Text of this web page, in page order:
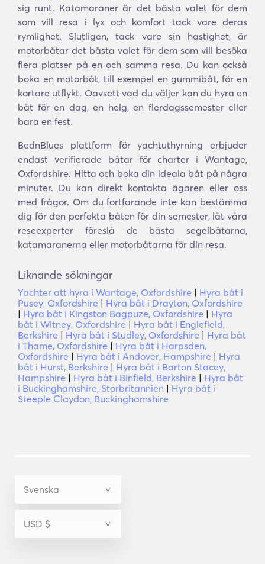
sig runt. Katamaraner är det bästa valet för dem
som vill resa i lyx och komfort tack vare deras
rymlighet. Slutligen, tack vare sin hastighet, är
motorbåtar det bästa valet för dem som vill besöka
flera platser på en och samma resa. Du kan också
boka en motorbåt, till exempel en gummibåt, för en
kortare utflykt. Oavsett vad du väljer kan du hyra en
båt för en dag, en helg, en flerdagssemester eller
bara en fest.
BednBlues plattform för yachtuthyrning erbjuder
endast verifierade båtar för charter i Wantage,
Oxfordshire. Hitta och boka din ideala båt på några
minuter. Du kan direkt kontakta ägaren eller oss
med frågor. Om du fortfarande inte kan bestämma
dig för den perfekta båten för din semester, låt våra
reseexperter föreslå de bästa segelbåtarna,
katamaranerna eller motorbåtarna för din resa.
Liknande sökningar
Yachter att hyra i Wantage, Oxfordshire | Hyra båt i
Pusey, Oxfordshire | Hyra båt i Drayton, Oxfordshire
| Hyra båt i Kingston Bagpuze, Oxfordshire | Hyra
båt i Witney, Oxfordshire | Hyra båt i Englefield,
Berkshire | Hyra båt i Studley, Oxfordshire | Hyra båt
i Thame, Oxfordshire | Hyra båt i Harpsden,
Oxfordshire | Hyra båt i Andover, Hampshire | Hyra
båt i Hurst, Berkshire | Hyra båt i Barton Stacey,
Hampshire | Hyra båt i Binfield, Berkshire | Hyra båt
i Buckinghamshire, Storbritannien | Hyra båt i
Steeple Claydon, Buckinghamshire